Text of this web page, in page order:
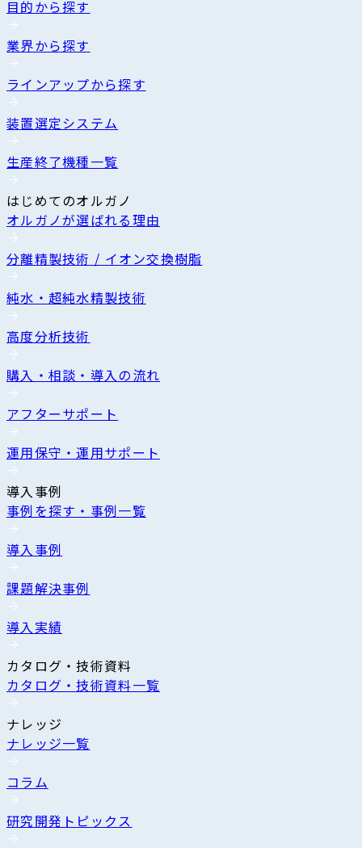
目的から探す
業界から探す
ラインアップから探す
装置選定システム
生産終了機種一覧
はじめてのオルガノ
オルガノが選ばれる理由
分離精製技術 / イオン交換樹脂
純水・超純水精製技術
高度分析技術
購入・相談・導入の流れ
アフターサポート
運用保守・運用サポート
導入事例
事例を探す・事例一覧
導入事例
課題解決事例
導入実績
カタログ・技術資料
カタログ・技術資料一覧
ナレッジ
ナレッジ一覧
コラム
研究開発トピックス